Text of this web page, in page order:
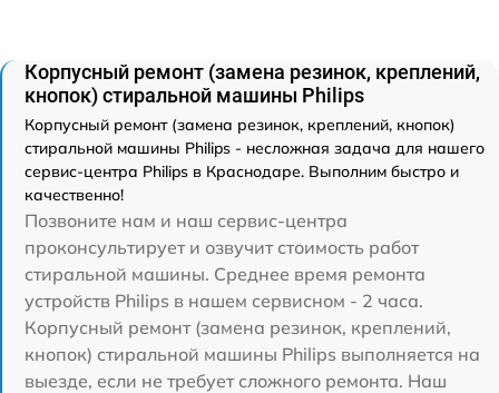
Корпусный ремонт (замена резинок, креплений,
кнопок) стиральной машины Philips
Корпусный ремонт (замена резинок, креплений, кнопок)
стиральной машины Philips - несложная задача для нашего
сервис-центра Philips в Краснодаре. Выполним быстро и
качественно!
Позвоните нам и наш сервис-центра
проконсультирует и озвучит стоимость работ
стиральной машины. Среднее время ремонта
устройств Philips в нашем сервисном - 2 часа.
Корпусный ремонт (замена резинок, креплений,
кнопок) стиральной машины Philips выполняется на
выезде, если не требует сложного ремонта. Наш